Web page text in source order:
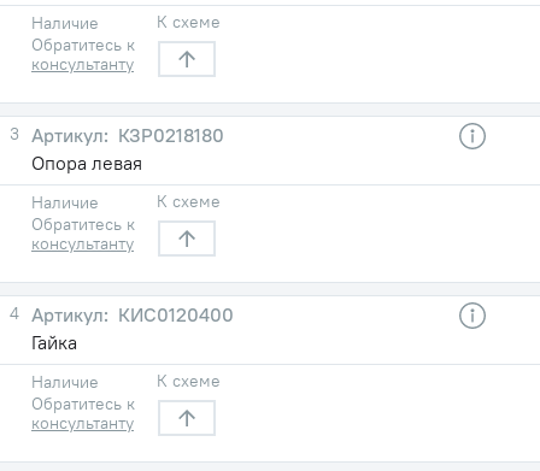
Наличие
Обратитесь к
консультанту
К схеме
3
КЗР0218180
Опора левая
Наличие
Обратитесь к
консультанту
К схеме
4
КИС0120400
Гайка
Наличие
Обратитесь к
консультанту
К схеме